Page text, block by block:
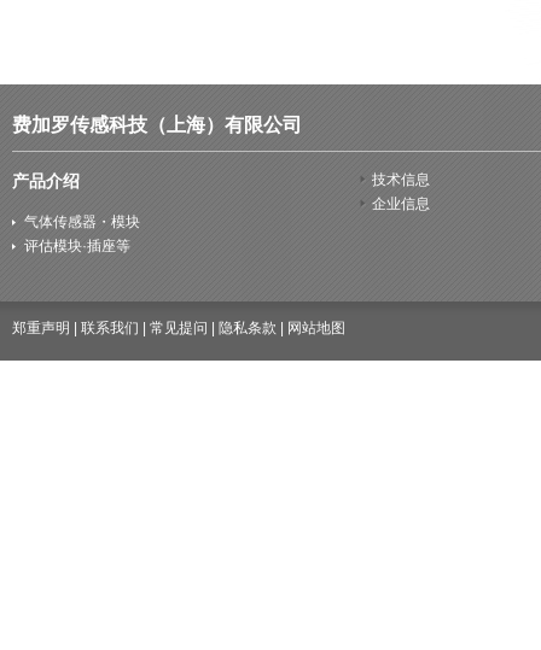
费加罗传感科技（上海）有限公司
产品介绍
气体传感器・模块
评估模块·插座等
技术信息
企业信息
郑重声明 联系我们 常见提问 隐私条款 网站地图